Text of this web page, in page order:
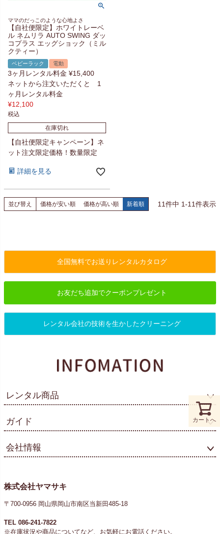
ママのだっこのような心地よさ
【自社便限定】ホワイトレーベ
ル ネムリラ AUTO SWING ダッ
コプラス エッグショック（ミル
クティー）
ベビーラック 電動
3ヶ月レンタル料金 ¥15,400
ネットから注文いただくと 1
ヶ月レンタル料金
¥12,100
税込
在庫切れ
【自社便限定キャンペーン】ネ
ット注文限定価格！数量限定
詳細を見る
並び替え 価格が安い順 価格が高い順 新着順 11件中 1-11件表示
カートへ
全国無料でお送りレンタルカタログ
お友だち追加でクーポンプレゼント
レンタル会社の技術を生かしたクリーニング
レンタル商品
ガイド
会社情報
株式会社ヤマサキ
〒700-0956 岡山県岡山市南区当新田485-18
TEL 086-241-7822
※在庫状況や商品についてなど、お気軽にお電話ください。